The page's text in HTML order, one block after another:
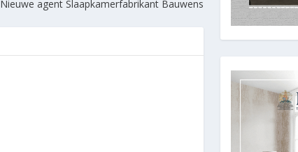
Nieuwe agent Slaapkamerfabrikant Bauwens